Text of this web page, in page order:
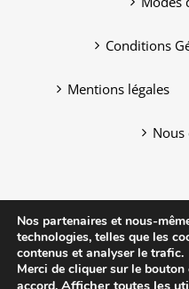
Conditions
Mentions légales
Nous
Nos partenaires et nous-
technologies, telles que les
contenus et analyser le trafic.
Merci de cliquer sur le
Afficher toutes les